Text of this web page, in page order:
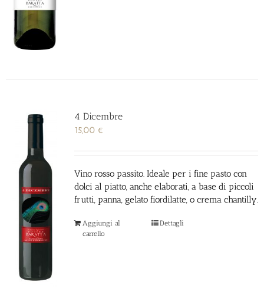
4 Dicembre
15,00 €
Vino rosso passito. Ideale per i fine pasto con
dolci al piatto, anche elaborati, a base di piccoli
frutti, panna, gelato fiordilatte, o crema chantilly.
Aggiungi al
carrello
Dettagli